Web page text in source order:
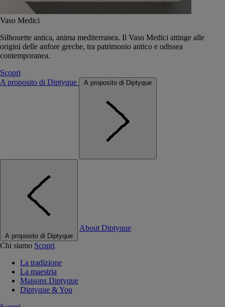
Vaso Medici
Silhouette antica, anima mediterranea. Il Vaso Medici attinge alle
origini delle anfore greche, tra patrimonio antico e odissea
contemporanea.
Scopri
A proposito di Diptyque
A proposito di Diptyque
A proposito di Diptyque
About Diptyque
Chi siamo Scopri
La tradizione
La maestria
Maisons Diptyque
Diptyque & You